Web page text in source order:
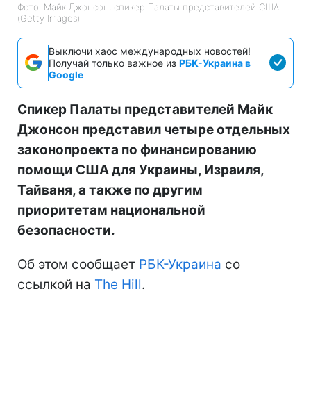
Фото: Майк Джонсон, спикер Палаты представителей США
(Getty Images)
Выключи хаос международных новостей!
Получай только важное из РБК-Украина в
Google
Спикер Палаты представителей Майк
Джонсон представил четыре отдельных
законопроекта по финансированию
помощи США для Украины, Израиля,
Тайваня, а также по другим
приоритетам национальной
безопасности.
Об этом сообщает РБК-Украина со
ссылкой на The Hill.